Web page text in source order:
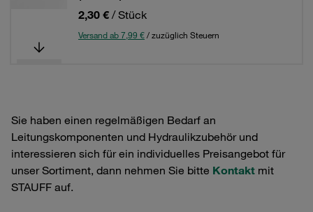
2,30 € / Stück
Versand ab 7,99 €/ zuzüglich Steuern
Sie haben einen regelmäßigen Bedarf an
Leitungskomponenten und Hydraulikzubehör und
interessieren sich für ein individuelles Preisangebot für
unser Sortiment, dann nehmen Sie bitte Kontakt mit
STAUFF auf.